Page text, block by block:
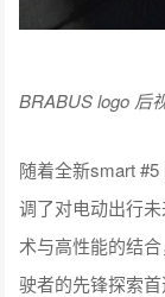
BRABUS logo 后
随着全新smart
调了对电动出行
术与高性能的结
驶者的先锋探索首